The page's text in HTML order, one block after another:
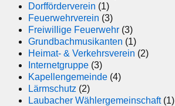
Dorfförderverein (1)
Feuerwehrverein (3)
Freiwillige Feuerwehr (3)
Grundbachmusikanten (1)
Heimat- & Verkehrsverein (2)
Internetgruppe (3)
Kapellengemeinde (4)
Lärmschutz (2)
Laubacher Wählergemeinschaft(1)